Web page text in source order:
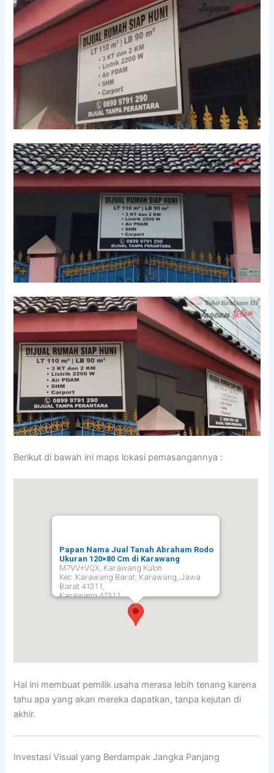
Berikut di bawah ini maps lokasi pemasangannya :
Papan Nama Jual Tanah Abraham Rodo
Ukuran 120×80 Cm di Karawang
M7VV+VQX, Karawang Kulon
Kec. Karawang Barat, Karawang, Jawa
Barat 41311,
Karawang 41311
Hal ini membuat pemilik usaha merasa lebih tenang karena
tahu apa yang akan mereka dapatkan, tanpa kejutan di
akhir.
Investasi Visual yang Berdampak Jangka Panjang